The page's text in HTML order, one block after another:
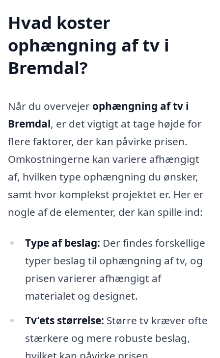
Hvad koster
ophængning af tv i
Bremdal?
Når du overvejer ophængning af tv i
Bremdal, er det vigtigt at tage højde for
flere faktorer, der kan påvirke prisen.
Omkostningerne kan variere afhængigt
af, hvilken type ophængning du ønsker,
samt hvor komplekst projektet er. Her er
nogle af de elementer, der kan spille ind:
Type af beslag: Der findes forskellige
typer beslag til ophængning af tv, og
prisen varierer afhængigt af
materialet og designet.
Tv’ets størrelse: Større tv kræver ofte
stærkere og mere robuste beslag,